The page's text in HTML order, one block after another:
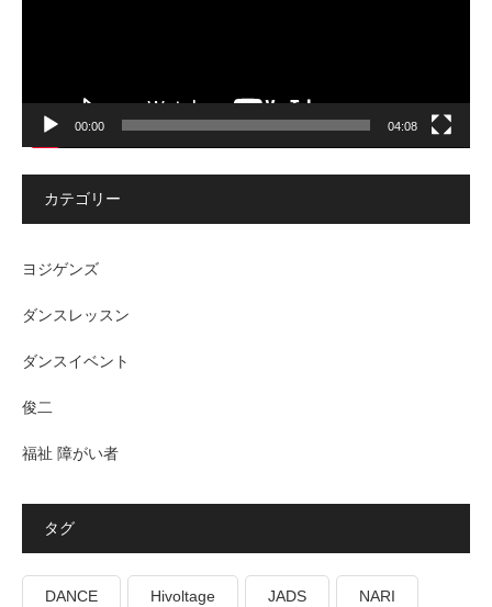
00:00 04:08
カテゴリー
ヨジゲンズ
ダンスレッスン
ダンスイベント
俊二
福祉 障がい者
タグ
DANCE Hivoltage JADS NARI